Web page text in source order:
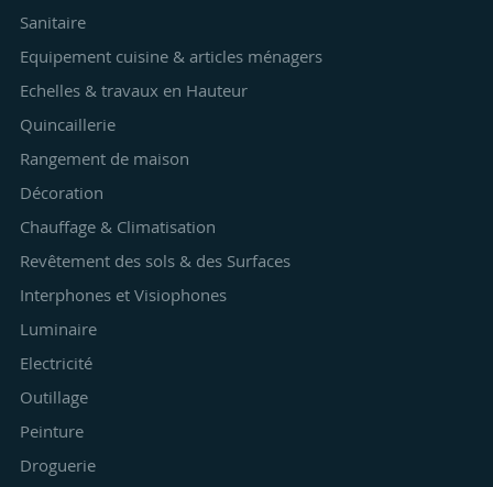
Sanitaire
Equipement cuisine & articles ménagers
Echelles & travaux en Hauteur
Quincaillerie
Rangement de maison
Décoration
Chauffage & Climatisation
Revêtement des sols & des Surfaces
Interphones et Visiophones
Luminaire
Electricité
Outillage
Peinture
Droguerie